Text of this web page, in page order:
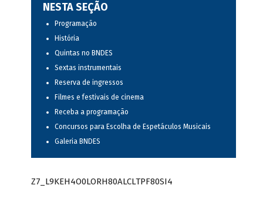
NESTA SEÇÃO
Programação
História
Quintas no BNDES
Sextas instrumentais
Reserva de ingressos
Filmes e festivais de cinema
Receba a programação
Concursos para Escolha de Espetáculos Musicais
Galeria BNDES
Z7_L9KEH4O0LORH80ALCLTPF80SI4